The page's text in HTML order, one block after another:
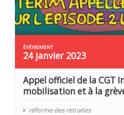
24 janvier 2023
Appel officiel de la CGT
mobilisation et à la
réforme des retraites